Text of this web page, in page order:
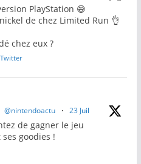
PlayStation 😅
de chez Limited Run 👌
chez eux ?
Twitter
@nintendoactu · 23 Juil
de gagner le jeu
goodies !